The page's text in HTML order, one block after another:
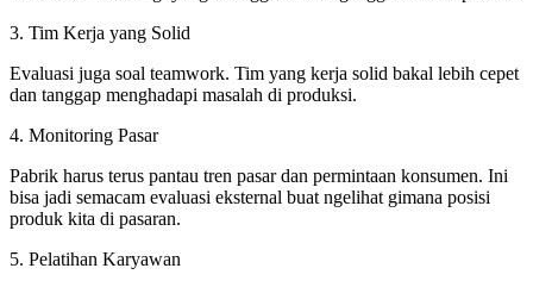
3. Tim Kerja yang Solid
Evaluasi juga soal teamwork. Tim yang kerja solid bakal lebih cepet
dan tanggap menghadapi masalah di produksi.
4. Monitoring Pasar
Pabrik harus terus pantau tren pasar dan permintaan konsumen. Ini
bisa jadi semacam evaluasi eksternal buat ngelihat gimana posisi
produk kita di pasaran.
5. Pelatihan Karyawan